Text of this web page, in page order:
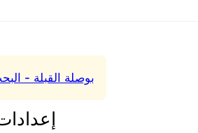
بوصلة القبلة -